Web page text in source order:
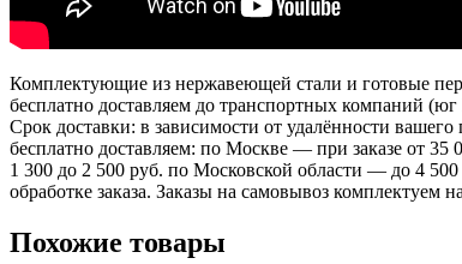
Комплектующие из нержавеющей стали и готовые
бесплатно доставляем до транспортных компаний
Срок доставки: в зависимости от удалённости
бесплатно доставляем: по Москве — при заказе от
1 300 до 2 500 руб. по Московской области — до 4
обработке заказа. Заказы на самовывоз комплектуем
Похожие товары